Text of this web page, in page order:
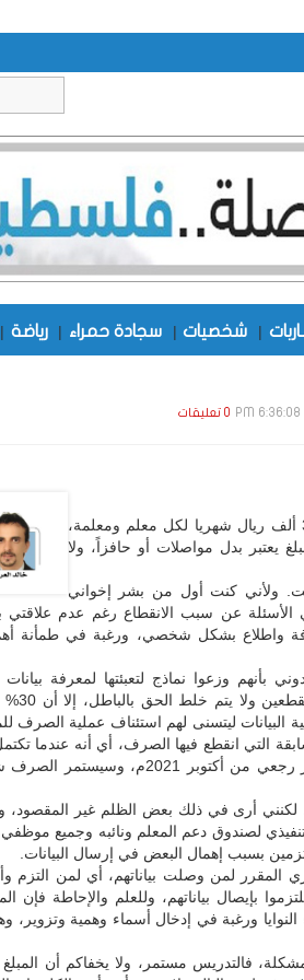
| شخصيات | سجادة حمراء | رياضة
0 تعليقات
سبق أن أعلنت عن بشارة صرف مبلغ 30 ألف ريال شهريا لكل معلم ومعلمة،
يعتبر بدل مواصلات أو حافزاً، ولا
ولأني كنت أول من بشر إخواني
الأسئلة عن سبب الانقطاع رغم عدم علاقتي
واطلاع بشكل شخصي، ورغبة في طمأنة
بأنهم وزعوا نماذج لتعبئتها لمعرفة بيانات
المداومين، وذلك
البيانات ليتسنى لهم استئناف عملية الصرف
التي انقطع فيها الصرف، أي أنه عندما تكتمل
سيتم صرف المستحقات السابقة أيضاً بأثر رجعي من أكتوبر
أرى في ذلك بعض الظلم غير المقصود،
لصندوق دعم المعلم ونائبه وجميع
بسبب إهمال البعض في إرسال البيانات.
المقرر لمن وصلت بياناتهم، أي لمن التزم
بإيصال بياناتهم، وللعلم والإحاطة فإن
ورغبة في إدخال أسماء وهمية وتزوير،
فالتدريس مستمر، ولا يخفاكم أن المبلغ